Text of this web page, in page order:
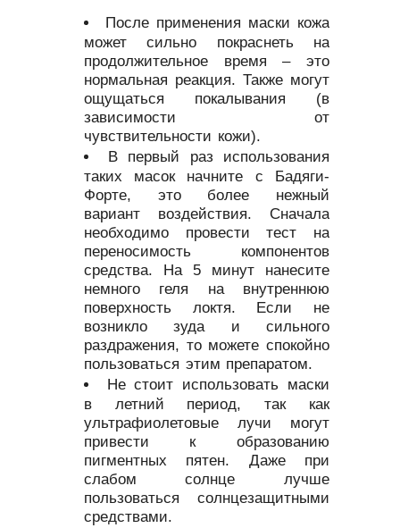
После применения маски кожа
может сильно покраснеть на
продолжительное время – это
нормальная реакция. Также могут
ощущаться покалывания (в
зависимости от
чувствительности кожи).
В первый раз использования
таких масок начните с Бадяги-
Форте, это более нежный
вариант воздействия. Сначала
необходимо провести тест на
переносимость компонентов
средства. На 5 минут нанесите
немного геля на внутреннюю
поверхность локтя. Если не
возникло зуда и сильного
раздражения, то можете спокойно
пользоваться этим препаратом.
Не стоит использовать маски
в летний период, так как
ультрафиолетовые лучи могут
привести к образованию
пигментных пятен. Даже при
слабом солнце лучше
пользоваться солнцезащитными
средствами.